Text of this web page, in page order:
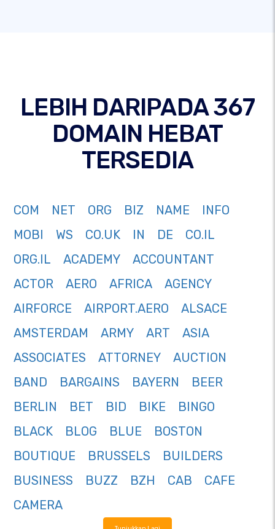
LEBIH DARIPADA 367
DOMAIN HEBAT
TERSEDIA
COM NET ORG BIZ NAME
INFO
MOBI
WS CO.UK IN DE
CO.IL
ORG.IL
ACADEMY
ACCOUNTANT
ACTOR
AERO AFRICA
AGENCY
AIRFORCE
AIRPORT.AERO
ALSACE
AMSTERDAM
ARMY ART
ASIA
ASSOCIATES
ATTORNEY
AUCTION
BAND
BARGAINS BAYERN
BEER
BERLIN
BET BID BIKE
BINGO
BLACK
BLOG BLUE
BOSTON
BOUTIQUE
BRUSSELS
BUILDERS
BUSINESS
BUZZ BZH CAB
CAFE
CAMERA